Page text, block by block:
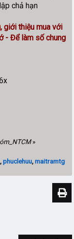
chả hạn
giới thiệu mua với
- Để làm số chung
»
,phuclehuu,maitramtg